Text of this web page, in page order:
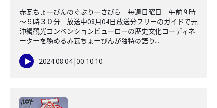
赤瓦ちょーびんのぐぶりーさびら 毎週日曜日 午前９時
～９時３０分 放送中08月04日放送分フリーのガイドで元
沖縄観光コンベンションビューローの歴史文化コーディネ
ーターを務める赤瓦ちょーびんが独特の語り...
2024.08.04|00:10:10